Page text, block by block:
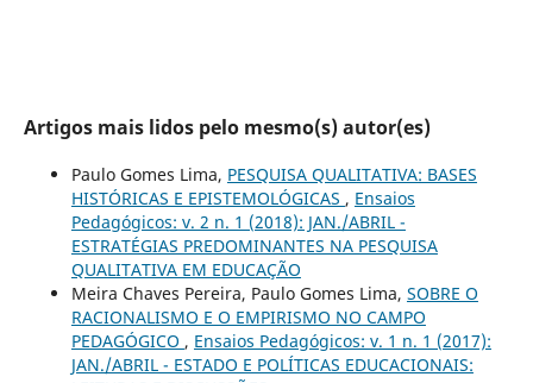
Artigos mais lidos pelo mesmo(s) autor(es)
Paulo Gomes Lima, PESQUISA QUALITATIVA: BASES
HISTÓRICAS E EPISTEMOLÓGICAS , Ensaios
Pedagógicos: v. 2 n. 1 (2018): JAN./ABRIL -
ESTRATÉGIAS PREDOMINANTES NA PESQUISA
QUALITATIVA EM EDUCAÇÃO
Meira Chaves Pereira, Paulo Gomes Lima, SOBRE O
RACIONALISMO E O EMPIRISMO NO CAMPO
PEDAGÓGICO , Ensaios Pedagógicos: v. 1 n. 1 (2017):
JAN./ABRIL - ESTADO E POLÍTICAS EDUCACIONAIS: